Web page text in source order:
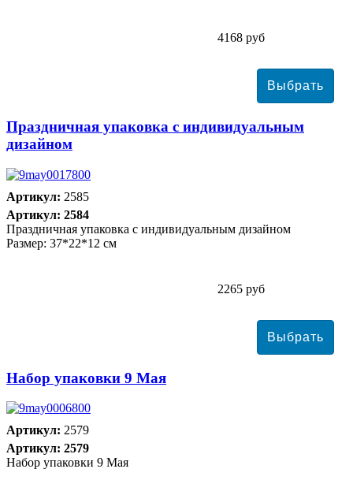
4168 руб
Праздничная упаковка с индивидуальным
дизайном
Артикул: 2585
Артикул: 2584
Праздничная упаковка с индивидуальным дизайном
Размер: 37*22*12 см
2265 руб
Набор упаковки 9 Мая
Артикул: 2579
Артикул: 2579
Набор упаковки 9 Мая